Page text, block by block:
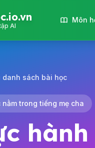
AI
Môn
danh sách bài học
nằm trong tiếng mẹ cha